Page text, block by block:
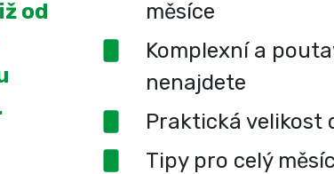
od
měsíce
Komplexní a
nenajdete
Praktická velikost
Tipy pro celý měsíc